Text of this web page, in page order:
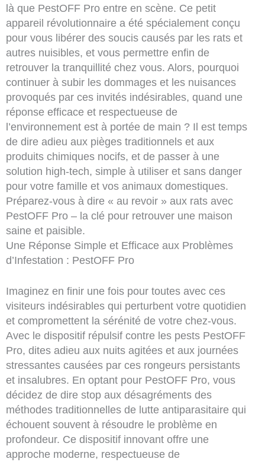
là que PestOFF Pro entre en scène. Ce petit
appareil révolutionnaire a été spécialement conçu
pour vous libérer des soucis causés par les rats et
autres nuisibles, et vous permettre enfin de
retrouver la tranquillité chez vous. Alors, pourquoi
continuer à subir les dommages et les nuisances
provoqués par ces invités indésirables, quand une
réponse efficace et respectueuse de
l’environnement est à portée de main ? Il est temps
de dire adieu aux pièges traditionnels et aux
produits chimiques nocifs, et de passer à une
solution high-tech, simple à utiliser et sans danger
pour votre famille et vos animaux domestiques.
Préparez-vous à dire « au revoir » aux rats avec
PestOFF Pro – la clé pour retrouver une maison
saine et paisible.
Une Réponse Simple et Efficace aux Problèmes
d’Infestation : PestOFF Pro
Imaginez en finir une fois pour toutes avec ces
visiteurs indésirables qui perturbent votre quotidien
et compromettent la sérénité de votre chez-vous.
Avec le dispositif répulsif contre les pests PestOFF
Pro, dites adieu aux nuits agitées et aux journées
stressantes causées par ces rongeurs persistants
et insalubres. En optant pour PestOFF Pro, vous
décidez de dire stop aux désagréments des
méthodes traditionnelles de lutte antiparasitaire qui
échouent souvent à résoudre le problème en
profondeur. Ce dispositif innovant offre une
approche moderne, respectueuse de